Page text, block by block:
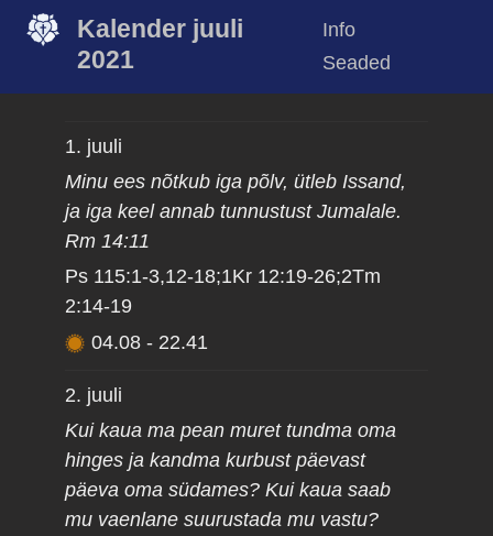
Kalender juuli
2021
Info
Seaded
1. juuli
Minu ees nõtkub iga põlv, ütleb Issand,
ja iga keel annab tunnustust Jumalale.
Rm 14:11
Ps 115:1-3,12-18;1Kr 12:19-26;2Tm
2:14-19
04.08 - 22.41
2. juuli
Kui kaua ma pean muret tundma oma
hinges ja kandma kurbust päevast
päeva oma südames? Kui kaua saab
mu vaenlane suurustada mu vastu?